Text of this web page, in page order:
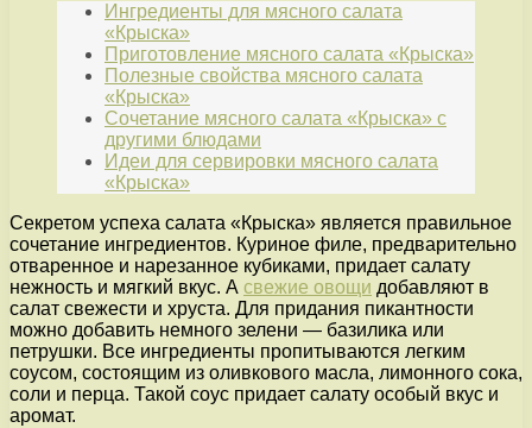
Ингредиенты для мясного салата
«Крыска»
Приготовление мясного салата «Крыска»
Полезные свойства мясного салата
«Крыска»
Сочетание мясного салата «Крыска» с
другими блюдами
Идеи для сервировки мясного салата
«Крыска»
Секретом успеха салата «Крыска» является правильное
сочетание ингредиентов. Куриное филе, предварительно
отваренное и нарезанное кубиками, придает салату
нежность и мягкий вкус. А свежие овощи добавляют в
салат свежести и хруста. Для придания пикантности
можно добавить немного зелени — базилика или
петрушки. Все ингредиенты пропитываются легким
соусом, состоящим из оливкового масла, лимонного сока,
соли и перца. Такой соус придает салату особый вкус и
аромат.